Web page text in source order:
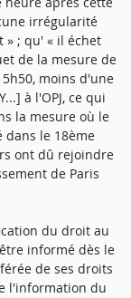
irrégularité
» ; qu' « il échet
de la mesure de
moins d'une
à l'OPJ, ce qui
la mesure où le
le 18ème
ont dû rejoindre
de Paris
du droit au
informé dès le
de ses droits
l'information du